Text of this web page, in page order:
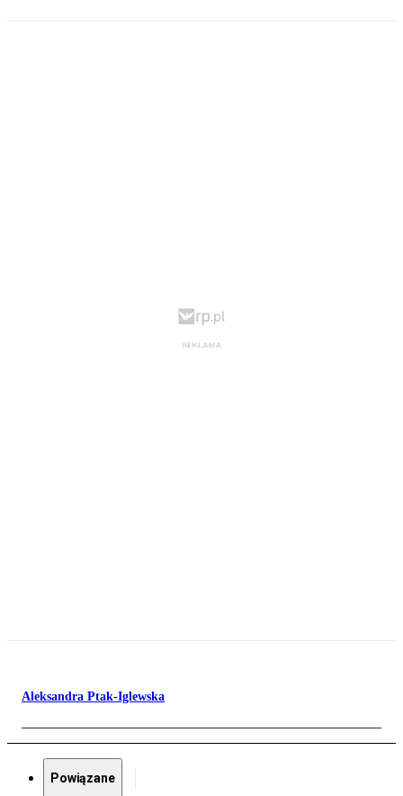
Aleksandra Ptak-Iglewska
Powiązane